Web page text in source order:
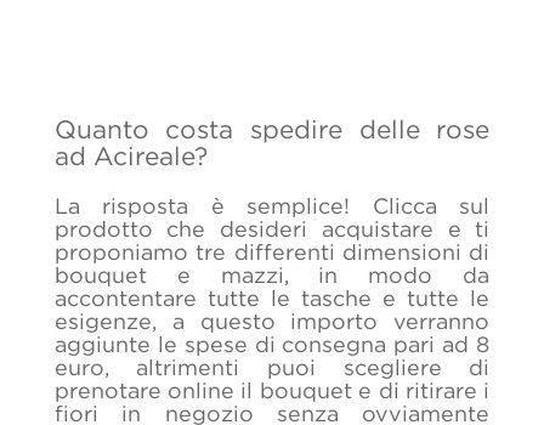
Quanto costa spedire delle rose
ad Acireale?
La risposta è semplice! Clicca sul
prodotto che desideri acquistare e ti
proponiamo tre differenti dimensioni di
bouquet e mazzi, in modo da
accontentare tutte le tasche e tutte le
esigenze, a questo importo verranno
aggiunte le spese di consegna pari ad 8
euro, altrimenti puoi scegliere di
prenotare online il bouquet e di ritirare i
fiori in negozio senza ovviamente